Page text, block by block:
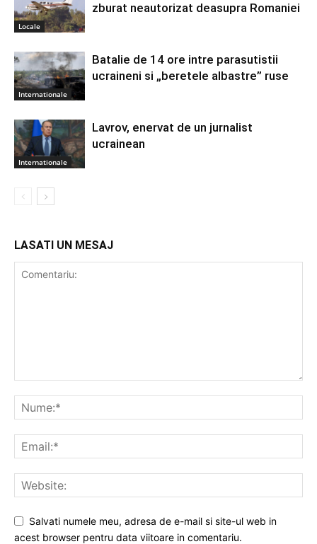
Locale
zburat neautorizat deasupra Romaniei
Internationale
Batalie de 14 ore intre parasutistii
ucraineni si „beretele albastre” ruse
Internationale
Lavrov, enervat de un jurnalist
ucrainean
LASATI UN MESAJ
Salvati numele meu, adresa de e-mail si site-ul web in
acest browser pentru data viitoare in comentariu.